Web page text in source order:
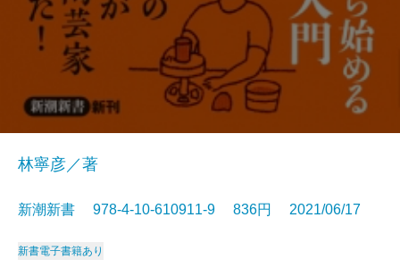
林寧彦／著
新潮新書 978-4-10-610911-9 836円 2021/06/17
新書電子書籍あり